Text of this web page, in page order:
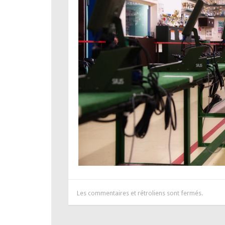
Les commentaires et rétroliens sont fermés.